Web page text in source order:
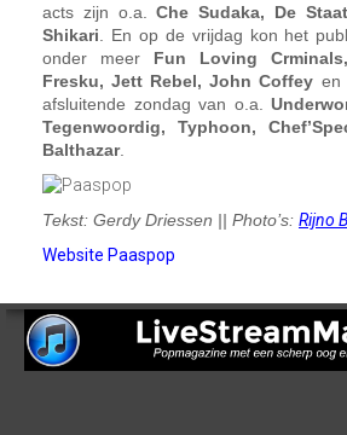
acts zijn o.a.Che Sudaka, De
Shikari . En op de vrijdag kon het
onder meer Fun Loving
Fresku, Jett Rebel, John Coffey en
afsluitende zondag van o.a.
Tegenwoordig, Typhoon,
Balthazar.
Tekst: Gerdy Driessen || Photo’s: Rijno
Website Paaspop